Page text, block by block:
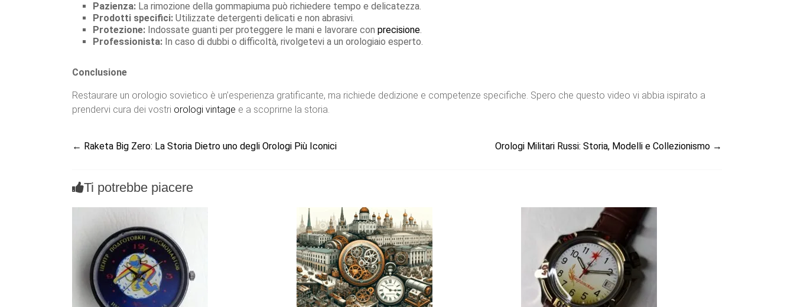
Pazienza: La rimozione della gommapiuma può richiedere tempo e delicatezza.
Prodotti specifici: Utilizzate detergenti delicati e non abrasivi.
Protezione: Indossate guanti per proteggere le mani e lavorare con precisione.
Professionista: In caso di dubbi o difficoltà, rivolgetevi a un orologiaio esperto.
Conclusione
Restaurare un orologio sovietico è un’esperienza gratificante, ma richiede dedizione e competenze specifiche. Spero che questo video vi abbia ispirato a
prendervi cura dei vostri orologi vintage e a scoprirne la storia.
← Raketa Big Zero: La Storia Dietro uno degli Orologi Più Iconici Orologi Militari Russi: Storia, Modelli e Collezionismo →
Ti potrebbe piacere